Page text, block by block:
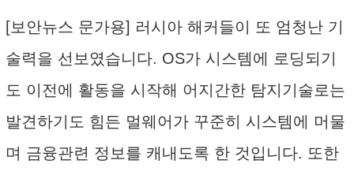
[보안뉴스 문가용] 러시아 해커들이 또 엄청난 기
술력을 선보였습니다. OS가 시스템에 로딩되기
도 이전에 활동을 시작해 어지간한 탐지기술로는
발견하기도 힘든 멀웨어가 꾸준히 시스템에 머물
며 금융관련 정보를 캐내도록 한 것입니다. 또한